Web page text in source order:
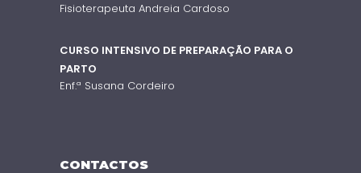
Fisioterapeuta Andreia Cardoso
CURSO INTENSIVO DE PREPARAÇÃO PARA O
PARTO
Enf.ª Susana Cordeiro
CONTACTOS